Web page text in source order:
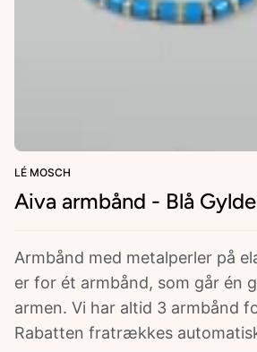
LÉ MOSCH
Aiva armbånd - Blå
Armbånd med metalperler på
er for ét armbånd, som går én
armen. Vi har altid 3 armbånd
Rabatten fratrækkes